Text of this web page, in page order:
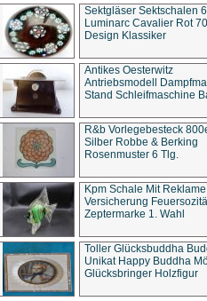
Sektgläser Sektschalen
Luminarc Cavalier Rot
Design Klassiker
Antikes Oesterwitz
Antriebsmodell
Stand Schleifmaschine
R&b Vorlegebesteck
Silber Robbe & Berking
Rosenmuster 6 Tlg.
Kpm Schale Mit Reklame
Versicherung
Zeptermarke 1. Wahl
Toller Glücksbuddha
Unikat Happy Buddha
Glücksbringer Holzfigur